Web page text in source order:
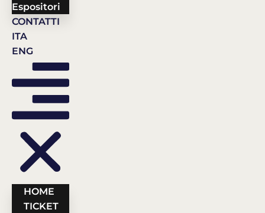
Espositori
CONTATTI
ITA
ENG
HOME
TICKET